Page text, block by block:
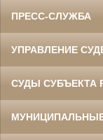
ПРЕСС-СЛУЖБА
УПРАВЛЕНИЕ
СУДЫ СУБЪЕКТА